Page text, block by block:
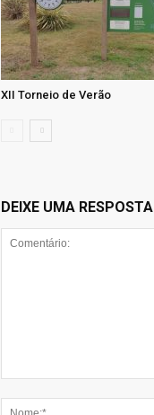
XII Torneio de Verão
DEIXE UMA RESPOSTA